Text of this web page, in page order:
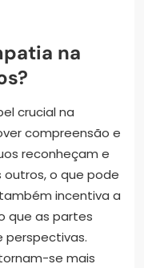
na
crucial na
compreensão e
reconheçam e
o que pode
incentiva a
que as partes
perspectivas.
se mais